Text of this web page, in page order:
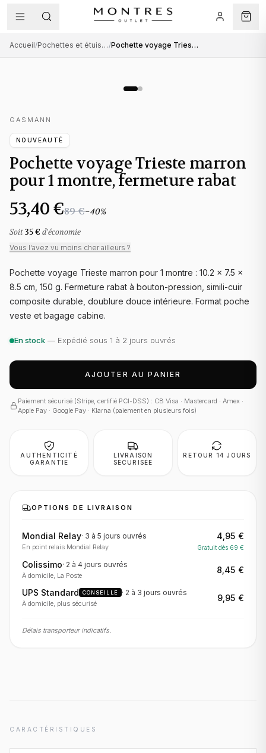
Accueil/ Pochettes et étuis à montres/ Pochette voyage Trieste marron pour 1 montre, fermeture rabat
GASMANN
NOUVEAUTÉ
Pochette voyage Trieste marron
pour 1 montre, fermeture rabat
53,40 €89 €−40%
Soit35 € d'économie
Vous l'avez vu moins cher ailleurs ?
Pochette voyage Trieste marron pour 1 montre : 10.2 × 7.5 ×
8.5 cm, 150 g. Fermeture rabat à bouton-pression, simili-cuir
composite durable, doublure douce intérieure. Format poche
veste et bagage cabine.
En stock — Expédié sous 1 à 2 jours ouvrés
AJOUTER AU PANIER
Paiement sécurisé (Stripe, certifié PCI-DSS) : CB Visa · Mastercard · Amex ·
Apple Pay · Google Pay · Klarna (paiement en plusieurs fois)
AUTHENTICITÉ
GARANTIE
LIVRAISON
SÉCURISÉE
RETOUR 14 JOURS
OPTIONS DE LIVRAISON
Mondial Relay· 3 à 5 jours ouvrés
En point relais Mondial Relay
4,95 €
Gratuit dès 69 €
Colissimo· 2 à 4 jours ouvrés
À domicile, La Poste
8,45 €
UPS Standard CONSEILLÉ · 2 à 3 jours ouvrés
À domicile, plus sécurisé
9,95 €
Délais transporteur indicatifs.
CARACTÉRISTIQUES